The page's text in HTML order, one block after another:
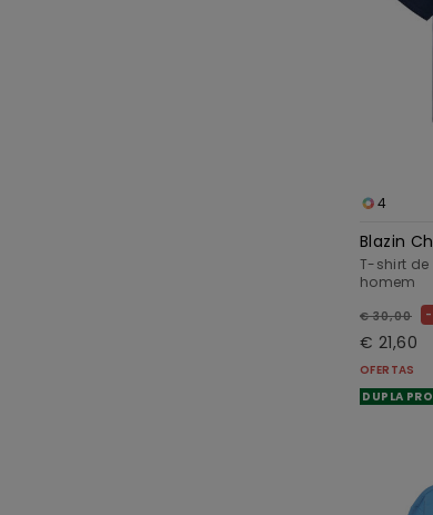
4
Blazin
T-shirt
homem
€ 30,00
€ 21,60
OFERTAS
DUPLA